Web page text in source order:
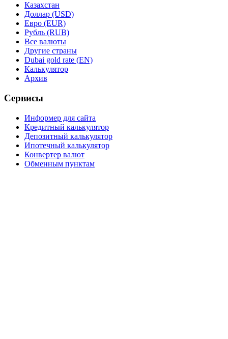
Казахстан
Доллар (USD)
Евро (EUR)
Рубль (RUB)
Все валюты
Другие страны
Dubai gold rate (EN)
Калькулятор
Архив
Сервисы
Информер для сайта
Кредитный калькулятор
Депозитный калькулятор
Ипотечный калькулятор
Конвертер валют
Обменным пунктам